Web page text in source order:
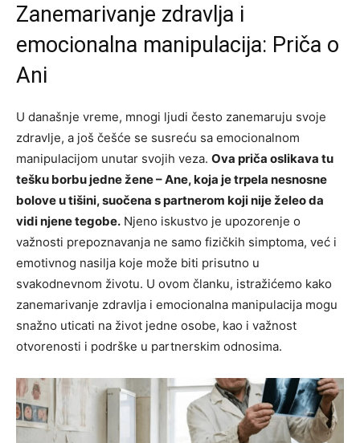
Zanemarivanje zdravlja i
emocionalna manipulacija: Priča o
Ani
U današnje vreme, mnogi ljudi često zanemaruju svoje
zdravlje, a još češće se susreću sa emocionalnom
manipulacijom unutar svojih veza. Ova priča oslikava tu
tešku borbu jedne žene – Ane, koja je trpela nesnosne
bolove u tišini, suočena s partnerom koji nije želeo da
vidi njene tegobe. Njeno iskustvo je upozorenje o
važnosti prepoznavanja ne samo fizičkih simptoma, već i
emotivnog nasilja koje može biti prisutno u
svakodnevnom životu. U ovom članku, istražićemo kako
zanemarivanje zdravlja i emocionalna manipulacija mogu
snažno uticati na život jedne osobe, kao i važnost
otvorenosti i podrške u partnerskim odnosima.